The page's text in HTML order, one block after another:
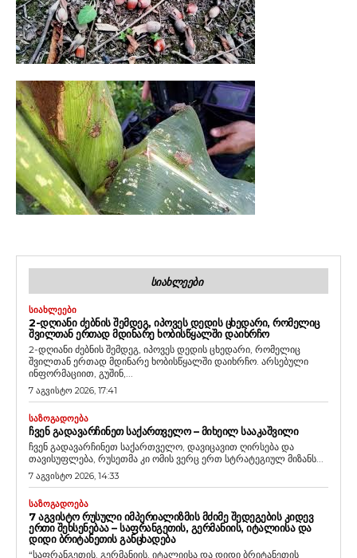
ᲡᲘᲐᲮᲚᲔᲔᲑᲘ
ᲡᲘᲐᲮᲚᲔᲔᲑᲘ
2-ᲓᲦᲘᲐᲜᲘ ᲫᲔᲑᲜᲘᲡ ᲨᲔᲛᲓᲔᲒ, ᲘᲞᲝᲕᲔᲡ ᲓᲔᲓᲘᲡ ᲪᲮᲔᲓᲐᲠᲘ, ᲠᲝᲛᲔᲚᲘᲪ
ᲨᲕᲘᲚᲗᲐᲜ ᲔᲠᲗᲐᲓ ᲛᲓᲘᲜᲐᲠᲔ ᲮᲝᲑᲘᲡᲬᲧᲐᲚᲨᲘ ᲓᲐᲘᲮᲠᲩᲝ
2-დღიანი ძებნის შემდეგ, იპოვეს დედის ცხედარი, რომელიც
შვილთან ერთად მდინარე ხობისწყალში დაიხრჩო. არსებული
ინფორმაციით, გუშინ,...
7 აგვისტო 2026, 17:41
ᲡᲐᲖᲝᲒᲐᲓᲝᲔᲑᲐ
ᲩᲕᲔᲜ ᲒᲐᲓᲐᲕᲐᲠᲩᲘᲜᲔᲗ ᲡᲐᲥᲐᲠᲗᲕᲔᲚᲝ – ᲛᲘᲮᲔᲘᲚ ᲡᲐᲐᲙᲐᲨᲕᲘᲚᲘ
ჩვენ გადავარჩინეთ საქართველო, დავიცავით ღირსება და
თავისუფლება, რუსეთმა კი ომის ვერც ერთ სტრატეგიულ მიზანს...
7 აგვისტო 2026, 14:33
ᲡᲐᲖᲝᲒᲐᲓᲝᲔᲑᲐ
7 ᲐᲒᲕᲘᲡᲢᲝ ᲠᲣᲡᲣᲚᲘ ᲘᲛᲞᲔᲠᲘᲐᲚᲘᲖᲛᲘᲡ ᲛᲫᲘᲛᲔ ᲨᲔᲓᲔᲒᲔᲑᲘᲡ ᲙᲘᲓᲔᲕ
ᲔᲠᲗᲘ ᲨᲔᲮᲡᲔᲜᲔᲑᲐᲐ – ᲡᲐᲤᲠᲐᲜᲒᲔᲗᲘᲡ, ᲒᲔᲠᲛᲐᲜᲘᲘᲡ, ᲘᲢᲐᲚᲘᲘᲡᲐ ᲓᲐ
ᲓᲘᲓᲘ ᲑᲠᲘᲢᲐᲜᲔᲗᲘᲡ ᲒᲐᲜᲪᲮᲐᲓᲔᲑᲐ
“საფრანგეთის, გერმანიის, იტალიისა და დიდი ბრიტანეთის